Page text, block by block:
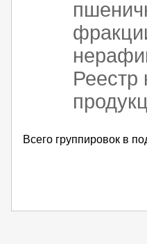
Реестр
Всего группировок в